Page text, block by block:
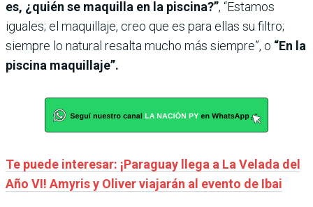
es, ¿quién se maquilla en la piscina?”, “Estamos
iguales; el maquillaje, creo que es para ellas su filtro;
siempre lo natural resalta mucho más siempre”, o “En la
piscina maquillaje”.
Te puede interesar: ¡Paraguay llega a La Velada del
Año VI! Amyris y Oliver viajarán al evento de Ibai